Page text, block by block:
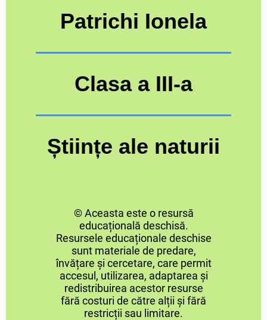
Patrichi Ionela
Clasa a III-a
Științe ale naturii
© Aceasta este o resursă
educațională deschisă.
Resursele educaționale deschise
sunt materiale de predare,
învățare și cercetare, care permit
accesul, utilizarea, adaptarea și
redistribuirea acestor resurse
fără costuri de către alții și fără
restricții sau limitare.